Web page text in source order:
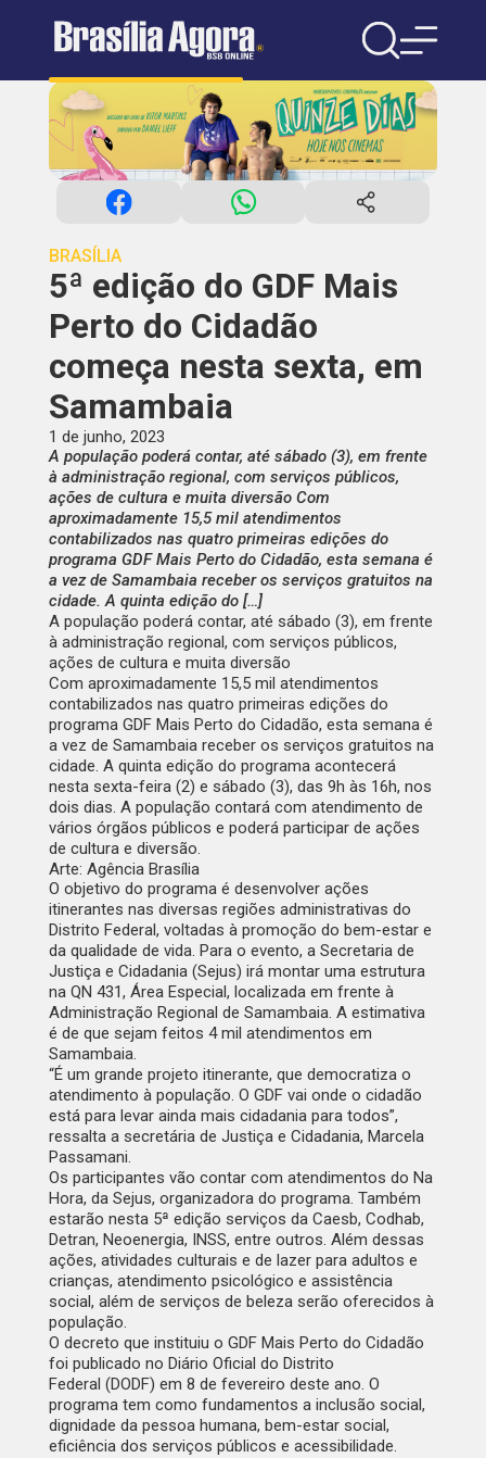
BRASÍLIA
5ª edição do GDF Mais
Perto do Cidadão
começa nesta sexta, em
Samambaia
1 de junho, 2023
A população poderá contar, até sábado (3), em frente
à administração regional, com serviços públicos,
ações de cultura e muita diversão Com
aproximadamente 15,5 mil atendimentos
contabilizados nas quatro primeiras edições do
programa GDF Mais Perto do Cidadão, esta semana é
a vez de Samambaia receber os serviços gratuitos na
cidade. A quinta edição do […]
A população poderá contar, até sábado (3), em frente
à administração regional, com serviços públicos,
ações de cultura e muita diversão
Com aproximadamente 15,5 mil atendimentos
contabilizados nas quatro primeiras edições do
programa GDF Mais Perto do Cidadão, esta semana é
a vez de Samambaia receber os serviços gratuitos na
cidade. A quinta edição do programa acontecerá
nesta sexta-feira (2) e sábado (3), das 9h às 16h, nos
dois dias. A população contará com atendimento de
vários órgãos públicos e poderá participar de ações
de cultura e diversão.
Arte: Agência Brasília
O objetivo do programa é desenvolver ações
itinerantes nas diversas regiões administrativas do
Distrito Federal, voltadas à promoção do bem-estar e
da qualidade de vida. Para o evento, a Secretaria de
Justiça e Cidadania (Sejus) irá montar uma estrutura
na QN 431, Área Especial, localizada em frente à
Administração Regional de Samambaia. A estimativa
é de que sejam feitos 4 mil atendimentos em
Samambaia.
“É um grande projeto itinerante, que democratiza o
atendimento à população. O GDF vai onde o cidadão
está para levar ainda mais cidadania para todos”,
ressalta a secretária de Justiça e Cidadania, Marcela
Passamani.
Os participantes vão contar com atendimentos do Na
Hora, da Sejus, organizadora do programa. Também
estarão nesta 5ª edição serviços da Caesb, Codhab,
Detran, Neoenergia, INSS, entre outros. Além dessas
ações, atividades culturais e de lazer para adultos e
crianças, atendimento psicológico e assistência
social, além de serviços de beleza serão oferecidos à
população.
O decreto que instituiu o GDF Mais Perto do Cidadão
foi publicado no Diário Oficial do Distrito
Federal (DODF) em 8 de fevereiro deste ano. O
programa tem como fundamentos a inclusão social,
dignidade da pessoa humana, bem-estar social,
eficiência dos serviços públicos e acessibilidade.